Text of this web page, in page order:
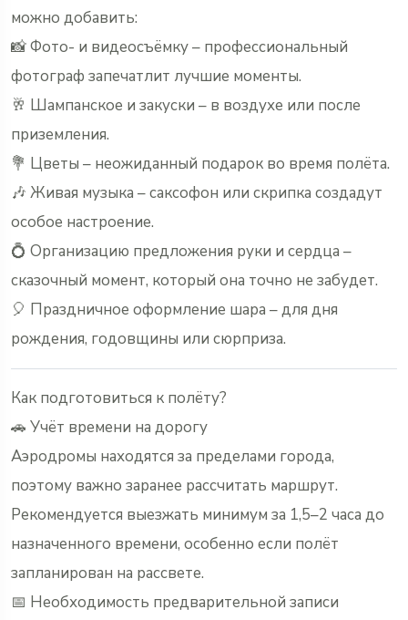
можно добавить:
📸 Фото- и видеосъёмку – профессиональный
фотограф запечатлит лучшие моменты.
🥂 Шампанское и закуски – в воздухе или после
приземления.
💐 Цветы – неожиданный подарок во время полёта.
🎶 Живая музыка – саксофон или скрипка создадут
особое настроение.
💍 Организацию предложения руки и сердца –
сказочный момент, который она точно не забудет.
🎈 Праздничное оформление шара – для дня
рождения, годовщины или сюрприза.
Как подготовиться к полёту?
🚗 Учёт времени на дорогу
Аэродромы находятся за пределами города,
поэтому важно заранее рассчитать маршрут.
Рекомендуется выезжать минимум за 1,5–2 часа до
назначенного времени, особенно если полёт
запланирован на рассвете.
📅 Необходимость предварительной записи